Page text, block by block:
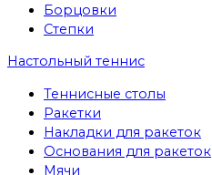
Борцовки
Степки
Настольный теннис
Теннисные столы
Ракетки
Накладки для ракеток
Основания для ракеток
Мячи